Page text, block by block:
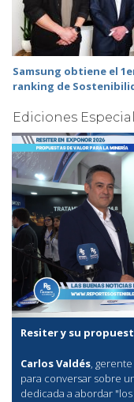
Samsung obtiene el
ranking de
Ediciones
Resiter y su
Carlos Valdés,
para conversar sobre
dedicada a abordar